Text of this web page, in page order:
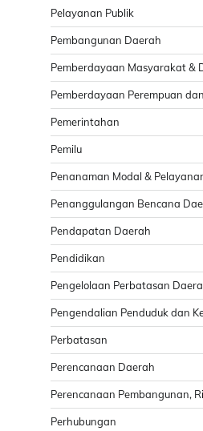
Pelayanan Publik
Pembangunan Daerah
Pemberdayaan Masyarakat &
Pemberdayaan Perempuan
Pemerintahan
Pemilu
Penanaman Modal &
Penanggulangan Bencana
Pendapatan Daerah
Pendidikan
Pengelolaan Perbatasan
Pengendalian Penduduk dan
Perbatasan
Perencanaan Daerah
Perencanaan Pembangunan,
Perhubungan